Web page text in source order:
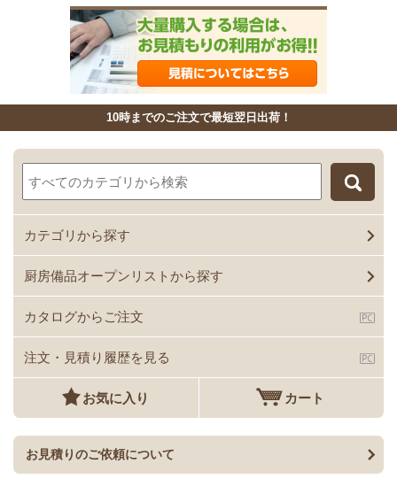
10時までのご注文で最短翌日出荷！
カテゴリから探す
厨房備品オープンリストから探す
カタログからご注文
注文・見積り履歴を見る
お気に入り カート
お見積りのご依頼について